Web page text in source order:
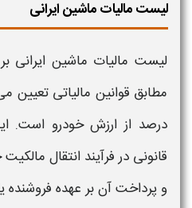
لیست مالیات ماشین ایرانی
لیست مالیات ماشین ایرانی
مطابق قوانین مالیاتی
درصد از ارزش خودرو است.
قانونی در فرآیند انتقال مالکیت
و پرداخت آن بر عهده فروشنده